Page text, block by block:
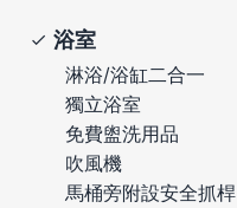
浴室
淋浴/浴缸二合一
獨立浴室
免費盥洗用品
吹風機
馬桶旁附設安全抓桿